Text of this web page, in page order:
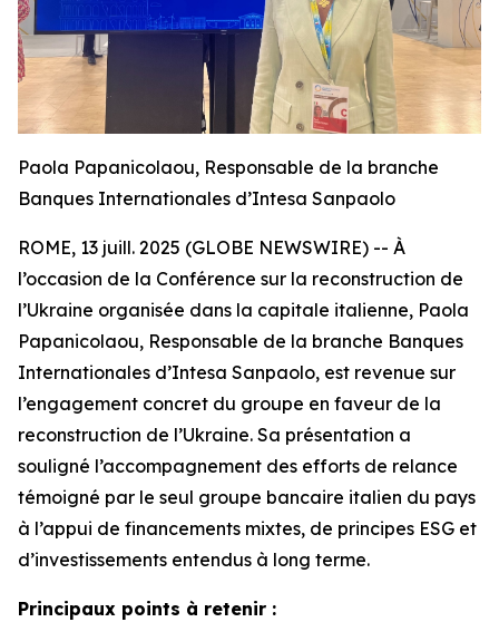
Paola Papanicolaou, Responsable de la branche
Banques Internationales d’Intesa Sanpaolo
ROME, 13 juill. 2025 (GLOBE NEWSWIRE) -- À
l’occasion de la Conférence sur la reconstruction de
l’Ukraine organisée dans la capitale italienne, Paola
Papanicolaou, Responsable de la branche Banques
Internationales d’Intesa Sanpaolo, est revenue sur
l’engagement concret du groupe en faveur de la
reconstruction de l’Ukraine. Sa présentation a
souligné l’accompagnement des efforts de relance
témoigné par le seul groupe bancaire italien du pays
à l’appui de financements mixtes, de principes ESG et
d’investissements entendus à long terme.
Principaux points à retenir :